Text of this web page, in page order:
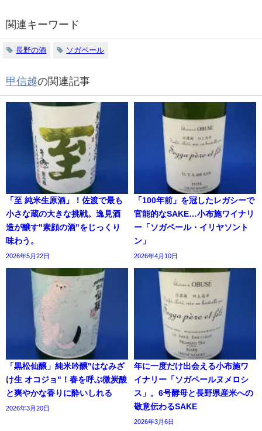
関連キーワード
長野の酒 ソガペール
甲信越の関連記事
「至 純米生原酒」！佐渡で最も
小さな蔵の大きな挑戦。逸見酒
造が醸す"素顔の酒"をじっくり
味わう。
2026年5月22日
「100年前」を冠したレガシーで
官能的なSAKE…小布施ワイナリ
ー「ソガペール・イリヤソント
ン」
2026年4月10日
「黒松仙醸」純米吟醸"はなみざ
け生 オコジョ"！春を呼ぶ微炭酸
と爽やかな香りに酔いしれる
2026年3月20日
年に一度だけ出会える小布施ワ
イナリー「ソガペールヌメロシ
ス」。6号酵母と長野県産米への
敬意伝わるSAKE
2026年3月6日